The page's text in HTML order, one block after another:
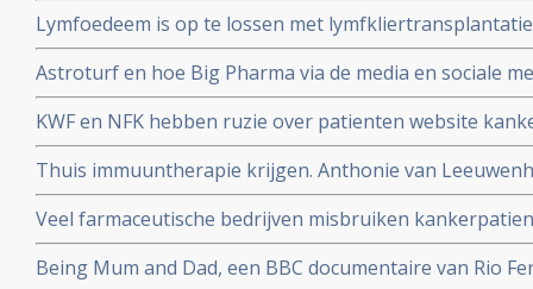
Lymfoedeem is op te lossen met
borstkankerpatient Mirjam Bosgraaf in de Volkskrant
Astroturf en hoe Big Pharma via de media en sociale
misleidt en manipuleert. Zie de TEDtalk van Sheryll
KWF en NFK hebben ruzie over patienten website
dupe te worden van machtstrijd aldus de Volkskrant
Thuis immuuntherapie krijgen. Anthonie van
met immuuntherapie voor longkankerpatienten
Veel farmaceutische bedrijven misbruiken
wetenschappelijk onderzoek, aldus kritisch rapport van
Being Mum and Dad, een BBC documentaire van Rio